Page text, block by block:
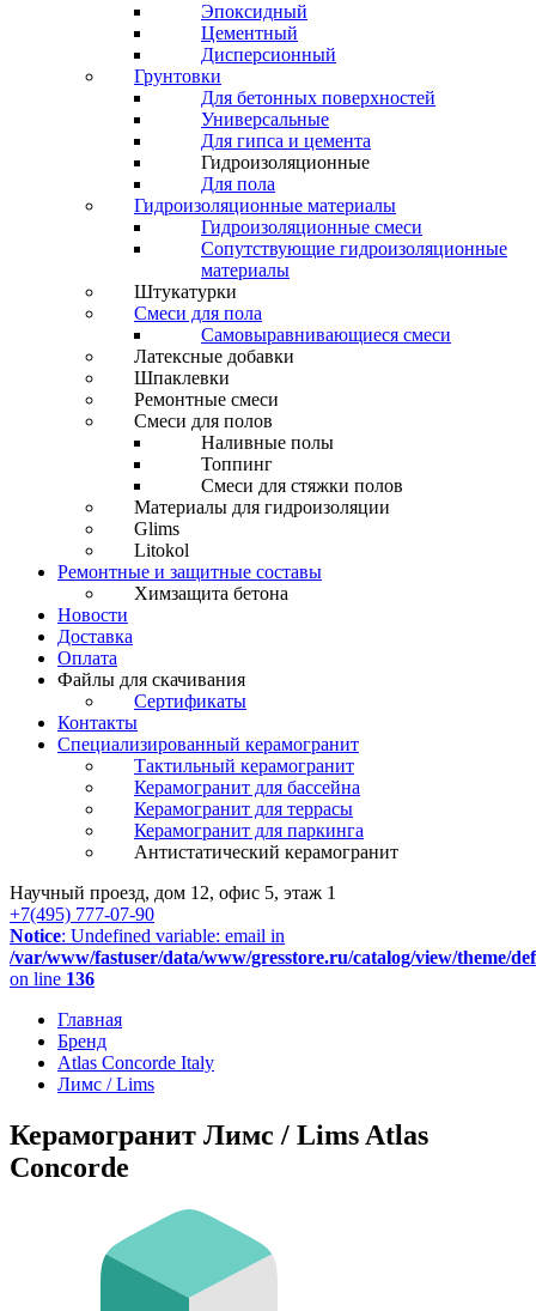
Эпоксидный
Цементный
Дисперсионный
Грунтовки
Для бетонных поверхностей
Универсальные
Для гипса и цемента
Гидроизоляционные
Для пола
Гидроизоляционные материалы
Гидроизоляционные смеси
Сопутствующие гидроизоляционные
материалы
Штукатурки
Смеси для пола
Самовыравнивающиеся смеси
Латексные добавки
Шпаклевки
Ремонтные смеси
Смеси для полов
Наливные полы
Топпинг
Смеси для стяжки полов
Материалы для гидроизоляции
Glims
Litokol
Ремонтные и защитные составы
Химзащита бетона
Новости
Доставка
Оплата
Файлы для скачивания
Сертификаты
Контакты
Специализированный керамогранит
Тактильный керамогранит
Керамогранит для бассейна
Керамогранит для террасы
Керамогранит для паркинга
Антистатический керамогранит
Научный проезд, дом 12, офис 5, этаж 1
+7(495) 777-07-90
Notice: Undefined variable: email in
/var/www/fastuser/data/www/gresstore.ru/catalog/view/theme/
on line 136
Главная
Бренд
Atlas Concorde Italy
Лимс / Lims
Керамогранит Лимс / Lims Atlas
Concorde